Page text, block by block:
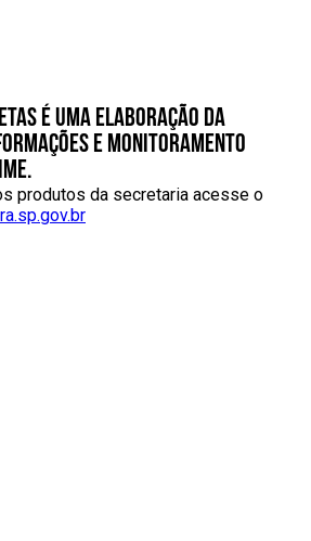
é uma elaboração da
e Monitoramento
produtos da secretaria acesse o